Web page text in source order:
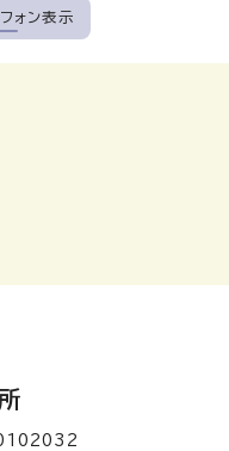
ォン表示